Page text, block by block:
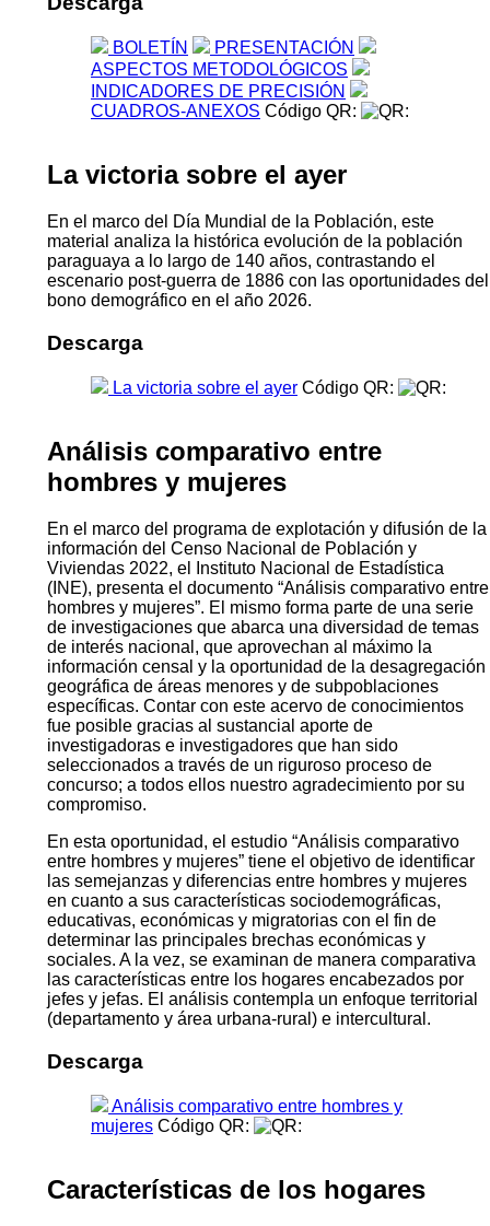
BOLETÍN
PRESENTACIÓN
ASPECTOS METODOLÓGICOS
INDICADORES DE PRECISIÓN
CUADROS-ANEXOS Código QR:
La victoria sobre el ayer
En el marco del Día Mundial de la Población, este
material analiza la histórica evolución de la población
paraguaya a lo largo de 140 años, contrastando el
escenario post-guerra de 1886 con las oportunidades del
bono demográfico en el año 2026.
Descarga
La victoria sobre el ayer Código QR:
Análisis comparativo entre
hombres y mujeres
En el marco del programa de explotación y difusión de la
información del Censo Nacional de Población y
Viviendas 2022, el Instituto Nacional de Estadística
(INE), presenta el documento “Análisis comparativo entre
hombres y mujeres”. El mismo forma parte de una serie
de investigaciones que abarca una diversidad de temas
de interés nacional, que aprovechan al máximo la
información censal y la oportunidad de la desagregación
geográfica de áreas menores y de subpoblaciones
específicas. Contar con este acervo de conocimientos
fue posible gracias al sustancial aporte de
investigadoras e investigadores que han sido
seleccionados a través de un riguroso proceso de
concurso; a todos ellos nuestro agradecimiento por su
compromiso.
En esta oportunidad, el estudio “Análisis comparativo
entre hombres y mujeres” tiene el objetivo de identificar
las semejanzas y diferencias entre hombres y mujeres
en cuanto a sus características sociodemográficas,
educativas, económicas y migratorias con el fin de
determinar las principales brechas económicas y
sociales. A la vez, se examinan de manera comparativa
las características entre los hogares encabezados por
jefes y jefas. El análisis contempla un enfoque territorial
(departamento y área urbana-rural) e intercultural.
Descarga
Análisis comparativo entre hombres y
mujeres Código QR:
Características de los hogares